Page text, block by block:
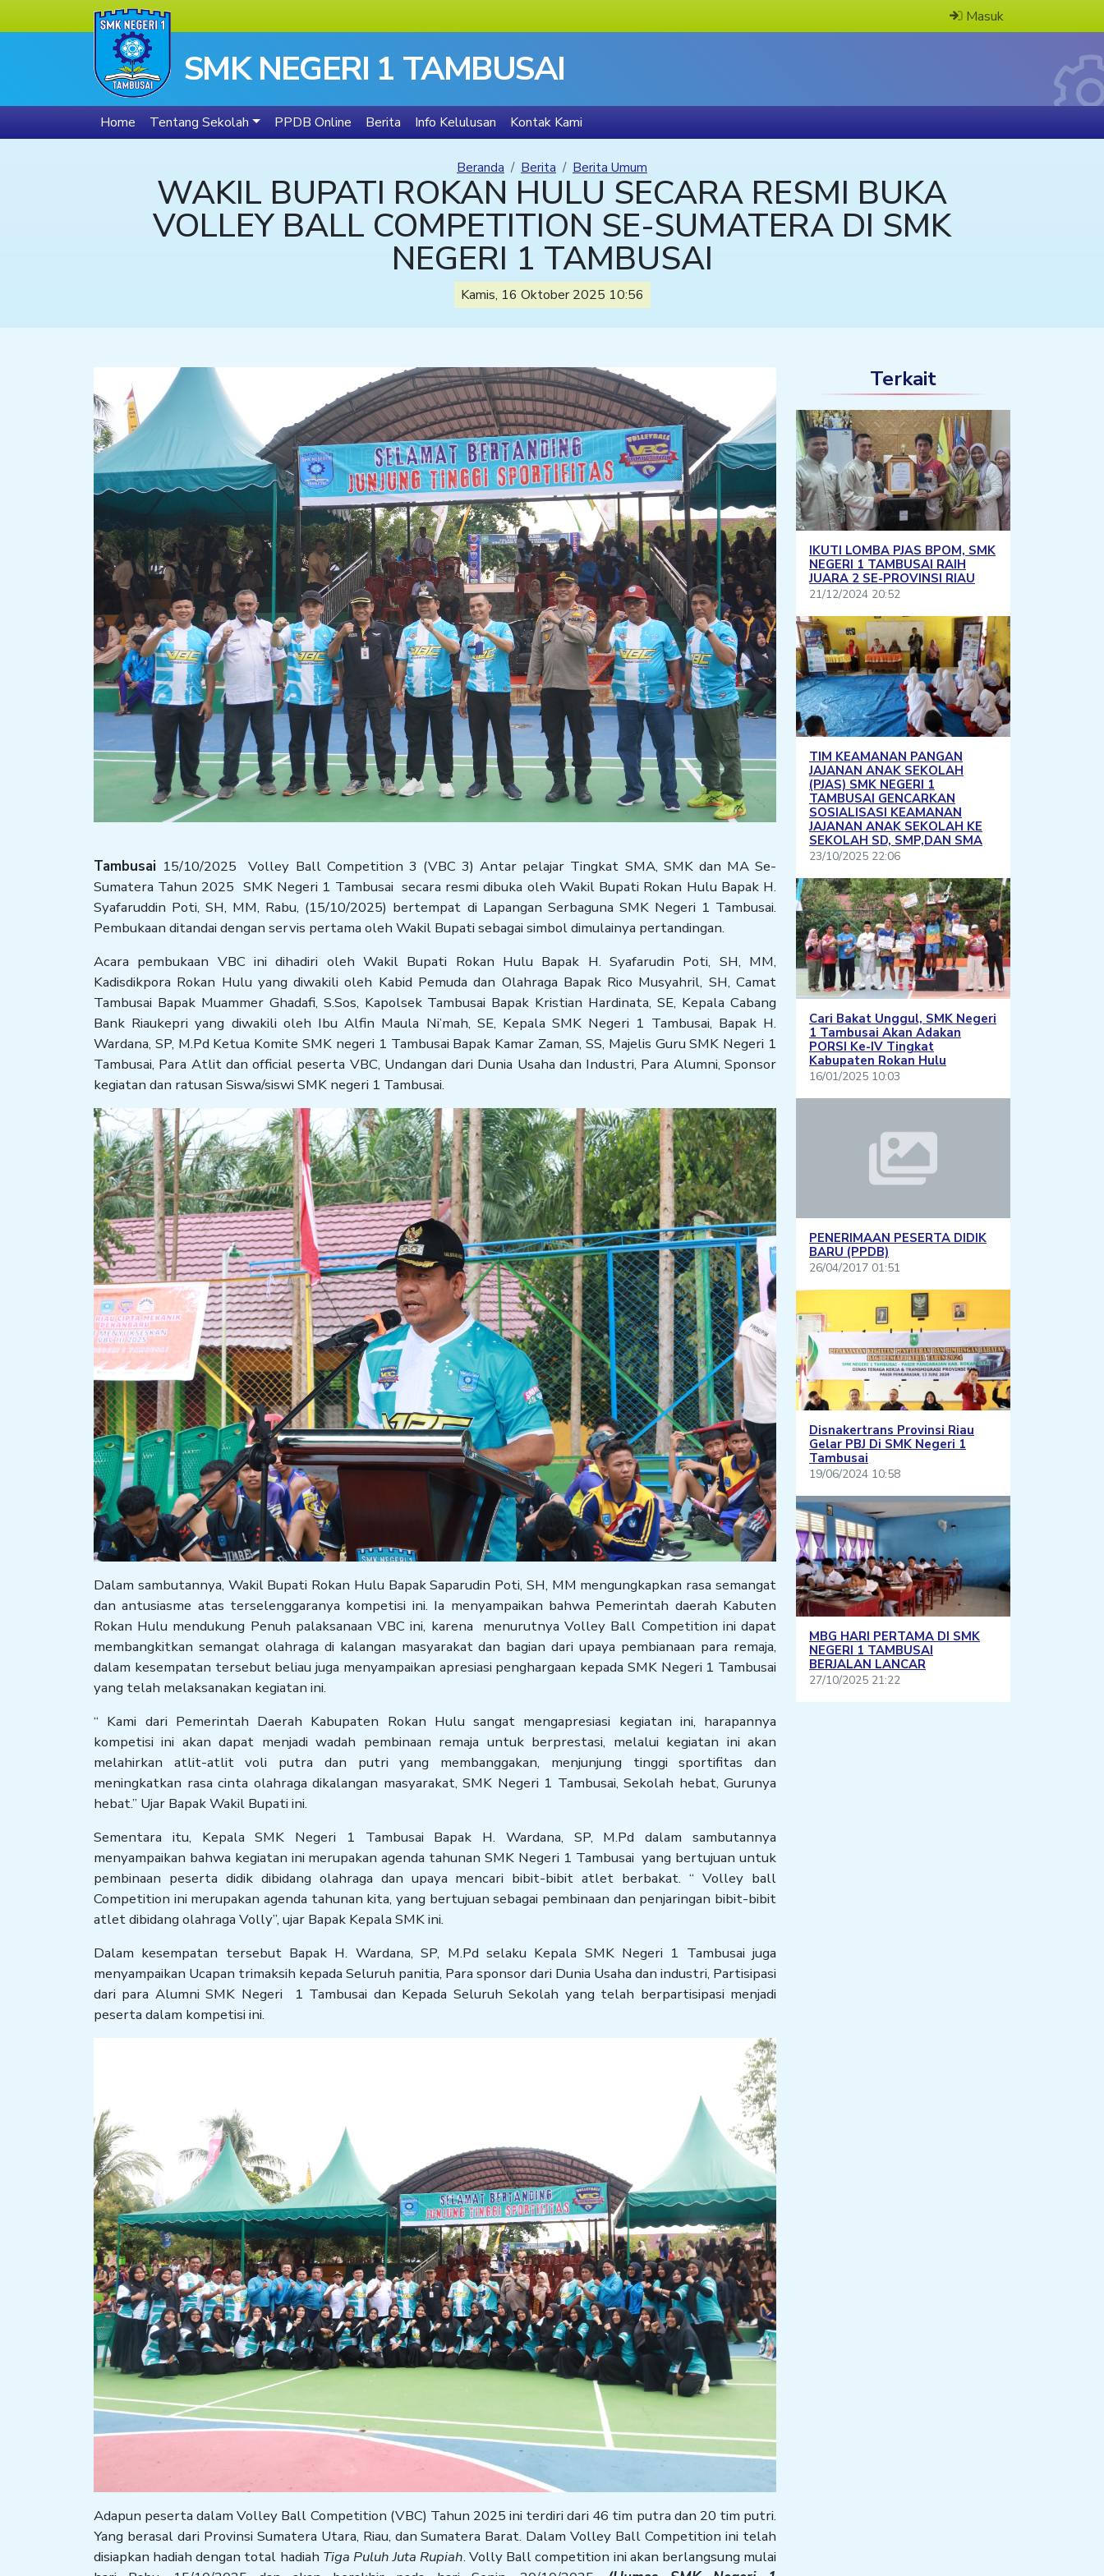
Masuk
SMK NEGERI 1 TAMBUSAI
Home Tentang Sekolah PPDB Online Berita Info Kelulusan Kontak Kami
Beranda Berita Berita Umum
WAKIL BUPATI ROKAN HULU SECARA RESMI BUKA
VOLLEY BALL COMPETITION SE-SUMATERA DI SMK
NEGERI 1 TAMBUSAI
Kamis, 16 Oktober 2025 10:56
Tambusai 15/10/2025 Volley Ball Competition 3 (VBC 3) Antar pelajar Tingkat SMA, SMK dan MA Se-
Sumatera Tahun 2025 SMK Negeri 1 Tambusai secara resmi dibuka oleh Wakil Bupati Rokan Hulu Bapak H.
Syafaruddin Poti, SH, MM, Rabu, (15/10/2025) bertempat di Lapangan Serbaguna SMK Negeri 1 Tambusai.
Pembukaan ditandai dengan servis pertama oleh Wakil Bupati sebagai simbol dimulainya pertandingan.
Acara pembukaan VBC ini dihadiri oleh Wakil Bupati Rokan Hulu Bapak H. Syafarudin Poti, SH, MM,
Kadisdikpora Rokan Hulu yang diwakili oleh Kabid Pemuda dan Olahraga Bapak Rico Musyahril, SH, Camat
Tambusai Bapak Muammer Ghadafi, S.Sos, Kapolsek Tambusai Bapak Kristian Hardinata, SE, Kepala Cabang
Bank Riaukepri yang diwakili oleh Ibu Alfin Maula Ni’mah, SE, Kepala SMK Negeri 1 Tambusai, Bapak H.
Wardana, SP, M.Pd Ketua Komite SMK negeri 1 Tambusai Bapak Kamar Zaman, SS, Majelis Guru SMK Negeri 1
Tambusai, Para Atlit dan official peserta VBC, Undangan dari Dunia Usaha dan Industri, Para Alumni, Sponsor
kegiatan dan ratusan Siswa/siswi SMK negeri 1 Tambusai.
Dalam sambutannya, Wakil Bupati Rokan Hulu Bapak Saparudin Poti, SH, MM mengungkapkan rasa semangat
dan antusiasme atas terselenggaranya kompetisi ini. Ia menyampaikan bahwa Pemerintah daerah Kabuten
Rokan Hulu mendukung Penuh palaksanaan VBC ini, karena menurutnya Volley Ball Competition ini dapat
membangkitkan semangat olahraga di kalangan masyarakat dan bagian dari upaya pembianaan para remaja,
dalam kesempatan tersebut beliau juga menyampaikan apresiasi penghargaan kepada SMK Negeri 1 Tambusai
yang telah melaksanakan kegiatan ini.
“ Kami dari Pemerintah Daerah Kabupaten Rokan Hulu sangat mengapresiasi kegiatan ini, harapannya
kompetisi ini akan dapat menjadi wadah pembinaan remaja untuk berprestasi, melalui kegiatan ini akan
melahirkan atlit-atlit voli putra dan putri yang membanggakan, menjunjung tinggi sportifitas dan
meningkatkan rasa cinta olahraga dikalangan masyarakat, SMK Negeri 1 Tambusai, Sekolah hebat, Gurunya
hebat.” Ujar Bapak Wakil Bupati ini.
Sementara itu, Kepala SMK Negeri 1 Tambusai Bapak H. Wardana, SP, M.Pd dalam sambutannya
menyampaikan bahwa kegiatan ini merupakan agenda tahunan SMK Negeri 1 Tambusai yang bertujuan untuk
pembinaan peserta didik dibidang olahraga dan upaya mencari bibit-bibit atlet berbakat. “ Volley ball
Competition ini merupakan agenda tahunan kita, yang bertujuan sebagai pembinaan dan penjaringan bibit-bibit
atlet dibidang olahraga Volly”, ujar Bapak Kepala SMK ini.
Dalam kesempatan tersebut Bapak H. Wardana, SP, M.Pd selaku Kepala SMK Negeri 1 Tambusai juga
menyampaikan Ucapan trimaksih kepada Seluruh panitia, Para sponsor dari Dunia Usaha dan industri, Partisipasi
dari para Alumni SMK Negeri 1 Tambusai dan Kepada Seluruh Sekolah yang telah berpartisipasi menjadi
peserta dalam kompetisi ini.
Adapun peserta dalam Volley Ball Competition (VBC) Tahun 2025 ini terdiri dari 46 tim putra dan 20 tim putri.
Yang berasal dari Provinsi Sumatera Utara, Riau, dan Sumatera Barat. Dalam Volley Ball Competition ini telah
disiapkan hadiah dengan total hadiah Tiga Puluh Juta Rupiah. Volly Ball competition ini akan berlangsung mulai
Terkait
IKUTI LOMBA PJAS BPOM, SMK
NEGERI 1 TAMBUSAI RAIH
JUARA 2 SE-PROVINSI RIAU
21/12/2024 20:52
TIM KEAMANAN PANGAN
JAJANAN ANAK SEKOLAH
(PJAS) SMK NEGERI 1
TAMBUSAI GENCARKAN
SOSIALISASI KEAMANAN
JAJANAN ANAK SEKOLAH KE
SEKOLAH SD, SMP,DAN SMA
23/10/2025 22:06
Cari Bakat Unggul, SMK Negeri
1 Tambusai Akan Adakan
PORSI Ke-IV Tingkat
Kabupaten Rokan Hulu
16/01/2025 10:03
PENERIMAAN PESERTA DIDIK
BARU (PPDB)
26/04/2017 01:51
Disnakertrans Provinsi Riau
Gelar PBJ Di SMK Negeri 1
Tambusai
19/06/2024 10:58
MBG HARI PERTAMA DI SMK
NEGERI 1 TAMBUSAI
BERJALAN LANCAR
27/10/2025 21:22